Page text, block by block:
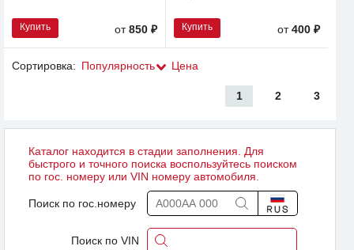
Купить от850 ₽ Купить от400 ₽
Сортировка: Популярность Цена
1 2 3
Каталог находится в стадии заполнения. Для
быстрого и точного поиска воспользуйтесь поиском
по гос. номеру или VIN номеру автомобиля.
Поиск по гос.номеру
Поиск по VIN